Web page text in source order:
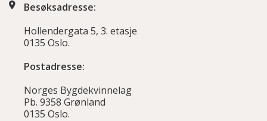
Besøksadresse:
Hollendergata 5, 3. etasje
0135 Oslo.
Postadresse:
Norges Bygdekvinnelag
Pb. 9358 Grønland
0135 Oslo.